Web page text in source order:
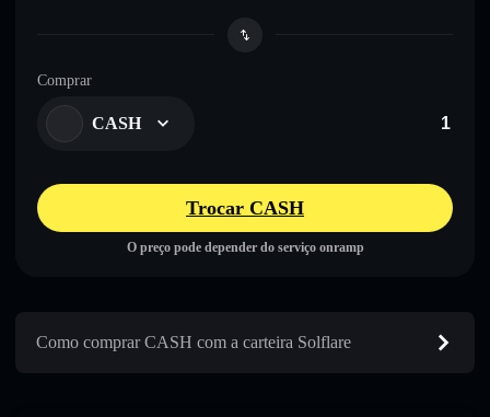
Comprar
CASH
Trocar CASH
O preço pode depender do serviço onramp
Como comprar CASH com a carteira Solflare